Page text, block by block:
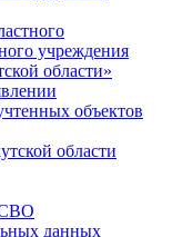
учреждения
области»
объектов
области
СВО
данных